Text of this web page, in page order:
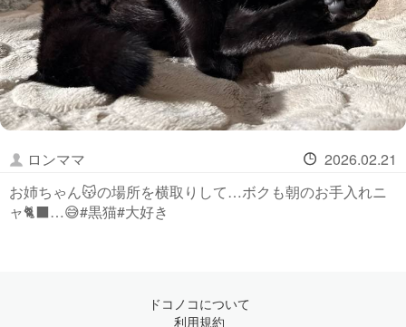
ロンママ
2026.02.21
お姉ちゃん😽の場所を横取りして…ボクも朝のお手入れニ
ャ🐈‍⬛…😅#黒猫#大好き
ドコノコについて
利用規約